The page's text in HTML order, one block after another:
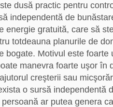
dusă practic pentru
independentă de
energie gratuită, care să
totdeauna planurile de
bogate. Motivul este foarte
manevra foarte uşor în
creşterii sau
o sursă independentă
ar putea genera